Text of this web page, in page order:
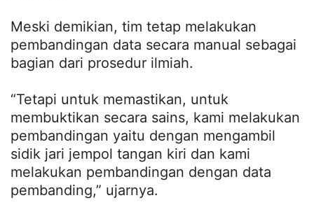
Meski demikian, tim tetap melakukan
pembandingan data secara manual sebagai
bagian dari prosedur ilmiah.
“Tetapi untuk memastikan, untuk
membuktikan secara sains, kami melakukan
pembandingan yaitu dengan mengambil
sidik jari jempol tangan kiri dan kami
melakukan pembandingan dengan data
pembanding,” ujarnya.